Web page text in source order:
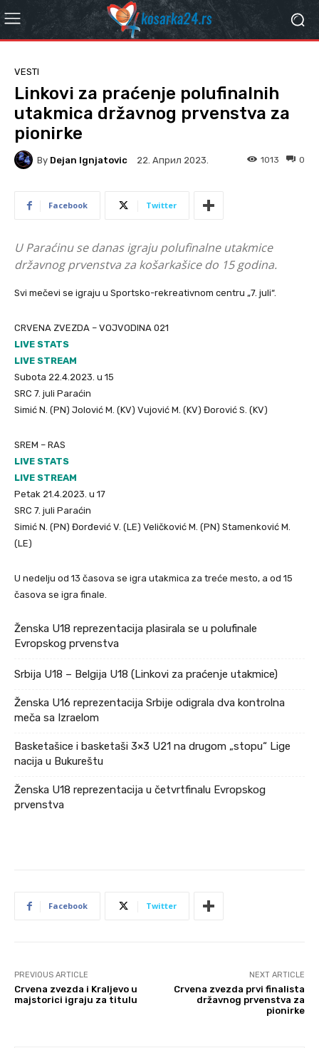
VESTI
Linkovi za praćenje polufinalnih
utakmica državnog prvenstva za
pionirke
By Dejan Ignjatovic 22. Април 2023. 0
1013
Facebook Twitter
U Paraćinu se danas igraju polufinalne utakmice
državnog prvenstva za košarkašice do 15 godina.
Svi mečevi se igraju u Sportsko-rekreativnom centru „7. juli“.
CRVENA ZVEZDA – VOJVODINA 021
LIVE STATS
LIVE STREAM
Subota 22.4.2023. u 15
SRC 7. juli Paraćin
Simić N. (PN) Jolović M. (KV) Vujović M. (KV) Đorović S. (KV)
SREM – RAS
LIVE STATS
LIVE STREAM
Petak 21.4.2023. u 17
SRC 7. juli Paraćin
Simić N. (PN) Đorđević V. (LE) Veličković M. (PN) Stamenković M.
(LE)
U nedelju od 13 časova se igra utakmica za treće mesto, a od 15
časova se igra finale.
Ženska U18 reprezentacija plasirala se u polufinale
Evropskog prvenstva
Srbija U18 – Belgija U18 (Linkovi za praćenje utakmice)
Ženska U16 reprezentacija Srbije odigrala dva kontrolna
meča sa Izraelom
Basketašice i basketaši 3×3 U21 na drugom „stopu“ Lige
nacija u Bukureštu
Ženska U18 reprezentacija u četvrtfinalu Evropskog
prvenstva
Facebook Twitter
PREVIOUS ARTICLE
Crvena zvezda i Kraljevo u
majstorici igraju za titulu
NEXT ARTICLE
Crvena zvezda prvi finalista
državnog prvenstva za
pionirke